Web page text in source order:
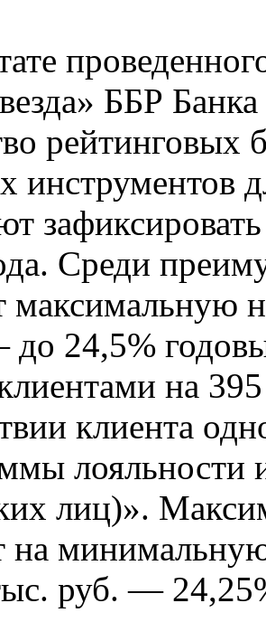
ББР
рейтинговых
инструментов
Среди
максимальную
до 24,5%
на
клиента
лояльности
лиц)».
на
руб. —